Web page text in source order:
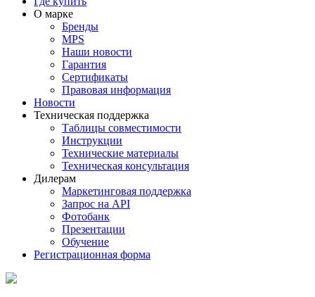
О марке
Бренды
MPS
Наши новости
Гарантия
Сертификаты
Правовая информация
Новости
Техническая поддержка
Таблицы совместимости
Инструкции
Технические материалы
Техническая консультация
Дилерам
Маркетинговая поддержка
Запрос на API
Фотобанк
Презентации
Обучение
Регистрационная форма